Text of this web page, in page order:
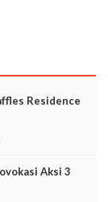
Residence
Aksi 3